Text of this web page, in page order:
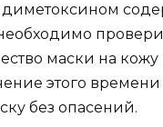
маски на кожу
этого
без опасений.